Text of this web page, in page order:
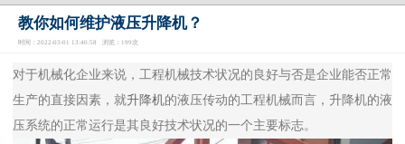
教你如何维护液压升降机？
时间：2022-03-01 13:40:58 浏览：199次
对于机械化企业来说，工程机械技术状况的良好与否是企业能否正常
生产的直接因素，就升降机的液压传动的工程机械而言，升降机的液
压系统的正常运行是其良好技术状况的一个主要标志。